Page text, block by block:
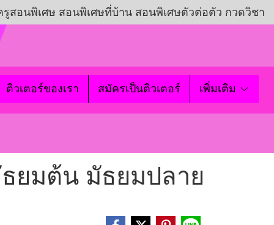
รูสอนพิเศษ สอนพิเศษที่บ้าน สอนพิเศษตัวต่อตัว กวดวิชา
ติวเตอร์ของเรา สมัครเป็นติวเตอร์ เพิ่มเติม
ยมต้น มัธยมปลาย